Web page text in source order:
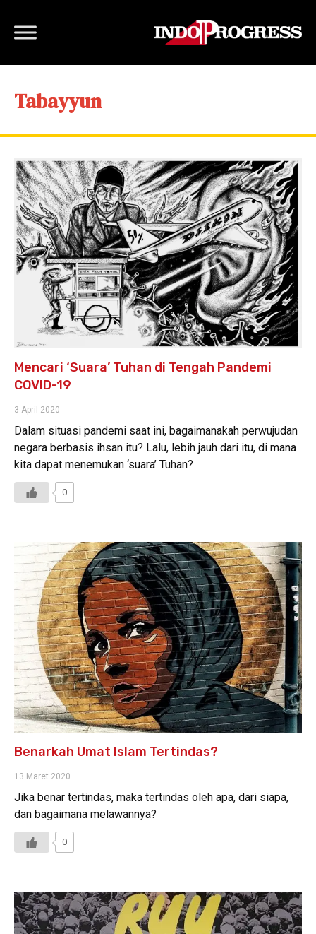
Tabayyun
Mencari ‘Suara’ Tuhan di Tengah Pandemi
COVID-19
3 April 2020
Dalam situasi pandemi saat ini, bagaimanakah perwujudan
negara berbasis ihsan itu? Lalu, lebih jauh dari itu, di mana
kita dapat menemukan ‘suara’ Tuhan?
0
Benarkah Umat Islam Tertindas?
13 Maret 2020
Jika benar tertindas, maka tertindas oleh apa, dari siapa,
dan bagaimana melawannya?
0